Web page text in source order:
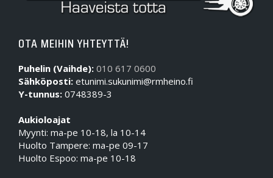
OTA MEIHIN YHTEYTTÄ!
Puhelin (Vaihde): 010 617 0600
Sähköposti: etunimi.sukunimi@rmheino.fi
Y-tunnus: 0748389-3
Aukioloajat
Myynti: ma-pe 10-18, la 10-14
Huolto Tampere: ma-pe 09-17
Huolto Espoo: ma-pe 10-18